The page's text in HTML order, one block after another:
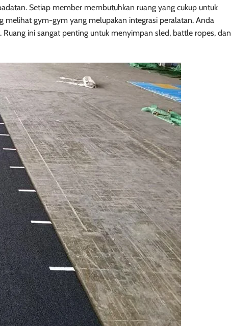
Setiap member membutuhkan ruang yang cukup untuk
melihat gym-gym yang melupakan integrasi peralatan. Anda
ini sangat penting untuk menyimpan sled, battle ropes, dan